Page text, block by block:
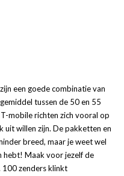
een goede combinatie van
tussen de 50 en 55
mobile richten zich vooral op
uit willen zijn. De pakketten en
breed, maar je weet wel
hebt! Maak voor jezelf de
100 zenders klinkt